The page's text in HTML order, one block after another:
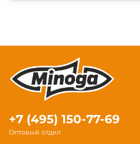
+7 (495) 150-77-69
Оптовый отдел